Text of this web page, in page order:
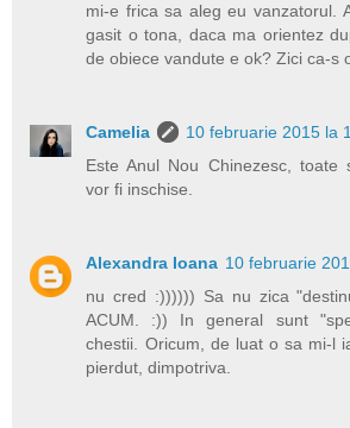
mi-e frica sa aleg eu vanzatorul.
gasit o tona, daca ma orientez
de obiece vandute e ok? Zici ca-s
Camelia
10 februarie 2015 la
Este Anul Nou Chinezesc, toate
vor fi inschise.
Alexandra Ioana 10 februarie
nu cred :)))))) Sa nu zica
ACUM. :)) In general sunt
chestii. Oricum, de luat o sa mi-l
pierdut, dimpotriva.